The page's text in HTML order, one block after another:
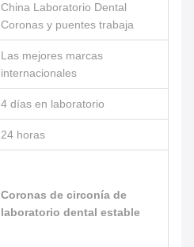
China Laboratorio Dental
Coronas y puentes trabaja
Las mejores marcas
internacionales
4 días en laboratorio
24 horas
Coronas de circonía de
laboratorio dental estable